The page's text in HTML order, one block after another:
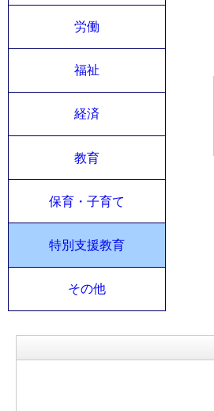
労働
福祉
経済
教育
保育・子育て
特別支援教育
その他